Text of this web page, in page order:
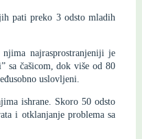
pati preko 3 odsto mladih
najrasprostranjeniji je
sa čašicom, dok više od 80
uslovljeni.
ishrane. Skoro 50 odsto
i otklanjanje problema sa